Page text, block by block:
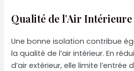
Qualité de l’Air Intérieure
Une bonne isolation contribue
la qualité de l’air intérieur. En
d’air extérieur, elle limite